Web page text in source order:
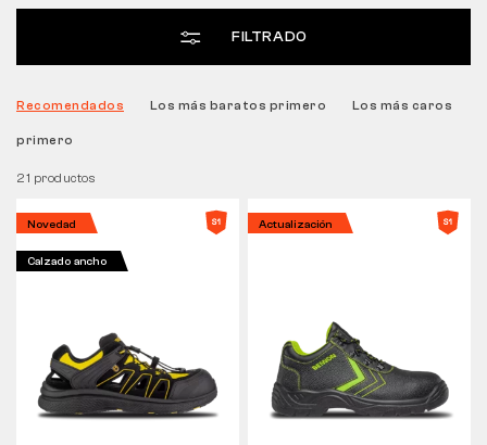
TODO SOBRE LA COMPRA
SOBRE NOSOTROS
LABORATORIO BENNON
TIENDA CON CAFETERÍA
DEVOLUCIONES
FILTRADO
21 productos
Recomendados Los más baratos primero Los más caros
primero
Novedad
Calzado ancho
Actualización